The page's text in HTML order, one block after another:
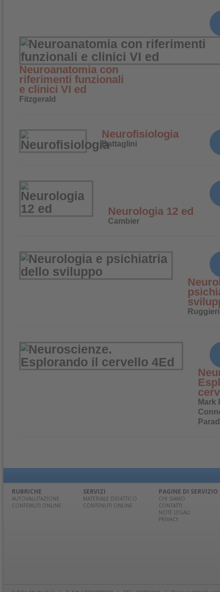
Neuroanatomia con
riferimenti funzionali
e clinici VI ed
Fitzgerald
Neurofisiologia
Battaglini
Neurologia 12 ed
Cambier
Mark
RUBRICHE
AUTOVALUTAZIONE
CONTENUTI ONLINE
SERVIZI
MATERIALE DIDATTICO
CONTENUTI ONLINE
PAGINE DI SERVIZIO
CHI SIAMO
CONTATTI
NOTE LEGALI
PRIVACY